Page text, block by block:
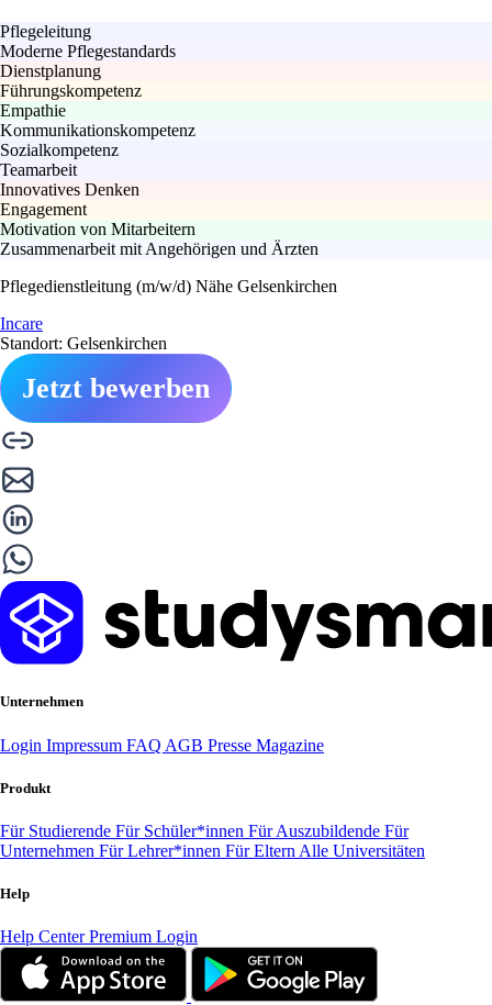
Pflegeleitung
Moderne Pflegestandards
Dienstplanung
Führungskompetenz
Empathie
Kommunikationskompetenz
Sozialkompetenz
Teamarbeit
Innovatives Denken
Engagement
Motivation von Mitarbeitern
Zusammenarbeit mit Angehörigen und Ärzten
Pflegedienstleitung (m/w/d) Nähe Gelsenkirchen
Incare
Standort: Gelsenkirchen
Jetzt bewerben
Unternehmen
Login Impressum FAQ AGB Presse Magazine
Produkt
Für Studierende Für Schüler*innen Für Auszubildende Für
Unternehmen Für Lehrer*innen Für Eltern Alle Universitäten
Help
Help CenterPremium Login